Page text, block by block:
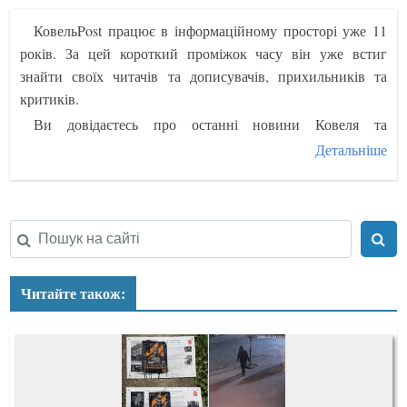
КовельPost працює в інформаційному просторі уже 11
років. За цей короткий проміжок часу він уже встиг
знайти своїх читачів та дописувачів, прихильників та
критиків.
Ви довідаєтесь про останні новини Ковеля та
, знайдете інформацію про життя міста та
розміщуємо на сторінках КовельПост їхні матеріали з
посиланнями на джерело.
Читачі сайту можуть стати й активними його
дописувачами. Наш ресурс дає можливість усім бажаючим
створювати власні публікації, ділитись новинами, писати
Якщо Вам легко аналізувати, розкривати теми, які
ґрунтуються на розгляді та зіставленні значної групи
Детальніше
Читайте також: